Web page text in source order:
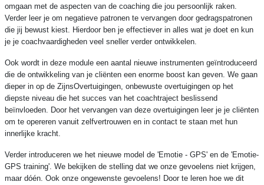
omgaan met de aspecten van de coaching die jou persoonlijk raken.
Verder leer je om negatieve patronen te vervangen door gedragspatronen
die jij bewust kiest. Hierdoor ben je effectiever in alles wat je doet en kun
je je coachvaardigheden veel sneller verder ontwikkelen.
Ook wordt in deze module een aantal nieuwe instrumenten geïntroduceerd
die de ontwikkeling van je cliënten een enorme boost kan geven. We gaan
dieper in op de ZijnsOvertuigingen, onbewuste overtuigingen op het
diepste niveau die het succes van het coachtraject beslissend
beïnvloeden. Door het vervangen van deze overtuigingen leer je je cliënten
om te opereren vanuit zelfvertrouwen en in contact te staan met hun
innerlijke kracht.
Verder introduceren we het nieuwe model de 'Emotie - GPS' en de 'Emotie-
GPS training'. We bekijken de stelling dat we onze gevoelens niet krijgen,
maar dóén. Ook onze ongewenste gevoelens! Door te leren hoe we dit